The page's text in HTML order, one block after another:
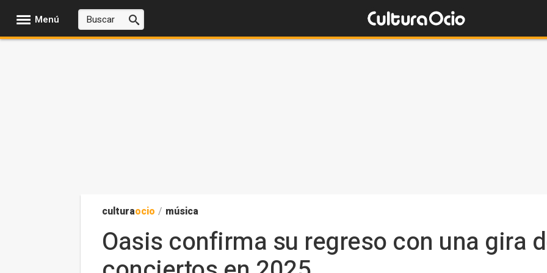
Menú
culturaocio / música
Oasis confirma su regreso con una gira